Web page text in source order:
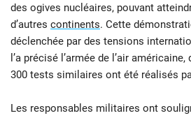
des ogives nucléaires, pouvant
d’autres continents. Cette
déclenchée par des tensions
l’a précisé l’armée de l’air
300 tests similaires ont été réalisés
Les responsables militaires ont